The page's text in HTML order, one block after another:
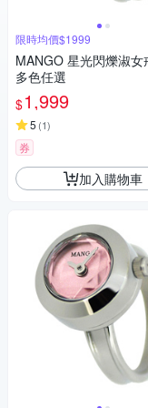
限時均價$1999
MANGO 星光閃爍淑女
多色任選
$1,999
5 (1)
券
加入購物車